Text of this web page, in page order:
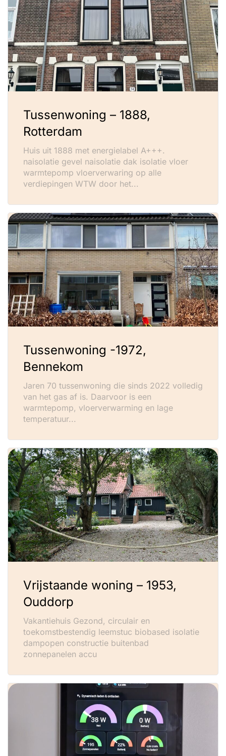
Tussenwoning – 1888,
Rotterdam
Huis uit 1888 met energielabel A+++.
naisolatie gevel naisolatie dak isolatie vloer
warmtepomp vloerverwaring op alle
verdiepingen WTW door het...
Tussenwoning -1972,
Bennekom
Jaren 70 tussenwoning die sinds 2022 volledig
van het gas af is. Daarvoor is een
warmtepomp, vloerverwarming en lage
temperatuur...
Vrijstaande woning – 1953,
Ouddorp
Vakantiehuis Gezond, circulair en
toekomstbestendig leemstuc biobased isolatie
dampopen constructie buitenbad
zonnepanelen accu